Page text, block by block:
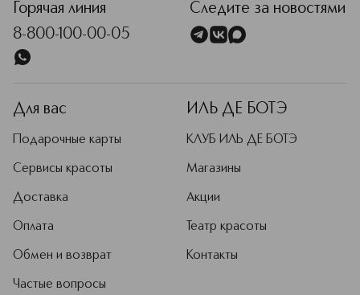
Горячая линия
8-800-100-00-05
Следите за новостями
Для вас
Подарочные карты
Сервисы красоты
Доставка
Оплата
Обмен и возврат
Частые вопросы
ИЛЬ ДЕ БОТЭ
КЛУБ ИЛЬ ДЕ БОТЭ
Магазины
Акции
Театр красоты
Контакты